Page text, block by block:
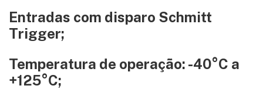
Entradas com disparo Schmitt
Trigger;
Temperatura de operação: -40°C a
+125°C;